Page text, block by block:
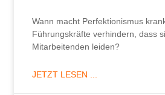
Wann macht Perfektionismus
Führungskräfte verhindern, dass
Mitarbeitenden leiden?
JETZT LESEN ...